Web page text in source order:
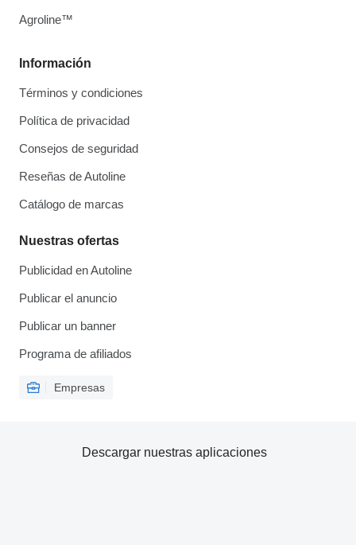
Información
Términos y condiciones
Política de privacidad
Consejos de seguridad
Reseñas de Autoline
Catálogo de marcas
Nuestras ofertas
Publicidad en Autoline
Publicar el anuncio
Publicar un banner
Programa de afiliados
Empresas
Agroline™
Descargar nuestras aplicaciones